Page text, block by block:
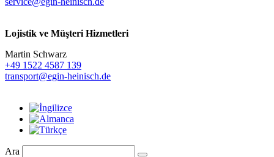
Lojistik ve Müşteri Hizmetleri
Martin Schwarz
+49 1522 4587 139
transport@egin-heinisch.de
Ara